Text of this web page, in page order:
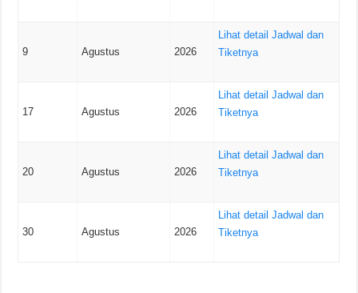
9 Agustus 2026
Lihat detail Jadwal dan
Tiketnya
17 Agustus 2026
Lihat detail Jadwal dan
Tiketnya
20 Agustus 2026
Lihat detail Jadwal dan
Tiketnya
30 Agustus 2026
Lihat detail Jadwal dan
Tiketnya